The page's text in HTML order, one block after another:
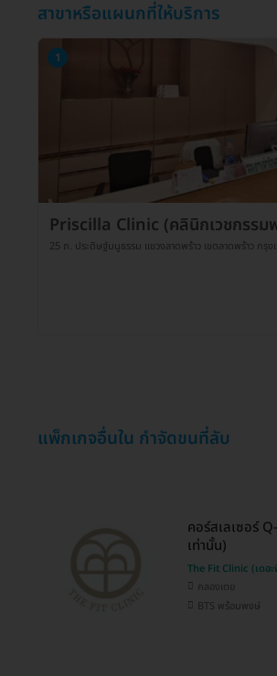
สาขาหรือแผนกที่ให้บริการ
1
Priscilla Clinic (คลินิกเวชกรรมพ
25 ถ. ประดิษฐ์มนูธรรม แขวงลาดพร้าว เขตลาดพร้าว กรุง
แพ็กเกจอื่นใน กำจัดขนที่ลับ
คอร์สเลเซอร์
เท่านั้น)
The Fit Clinic (เดอ
คลองเตย
BTS พร้อมพงษ์